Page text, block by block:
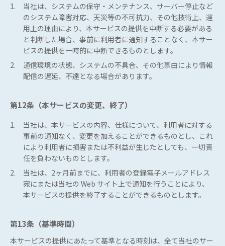
1.
当社は、システムの保守・メンテナンス、サーバー停止など
のシステム障害対応、天災等の不可抗力、その他技術上、運
用上の理由により、本サービスの提供を中断する必要がある
と判断した場合、事前に利用者に通知することなく、本サー
ビスの提供を一時的に中断できるものとします。
2.
通信環境の状態、システムの不具合、その他事由により情報
配信の遅延、不達となる場合があります。
第12条（本サービスの変更、終了）
1.
当社は、本サービスの内容、仕様について、利用者に対する
事前の通知なく、変更を加えることができるものとし、これ
により利用者に損害または不利益が生じたとしても、一切責
任を負わないものとします。
2.
当社は、2ヶ月前までに、利用者の登録電子メールアドレス
宛にまたは当社の Web サイト上で通知を行うことにより、
本サービスの提供を終了することができるものとします。
第13条（基準時間）
本サービスの提供にあたって基準となる時刻は、全て当社のサー